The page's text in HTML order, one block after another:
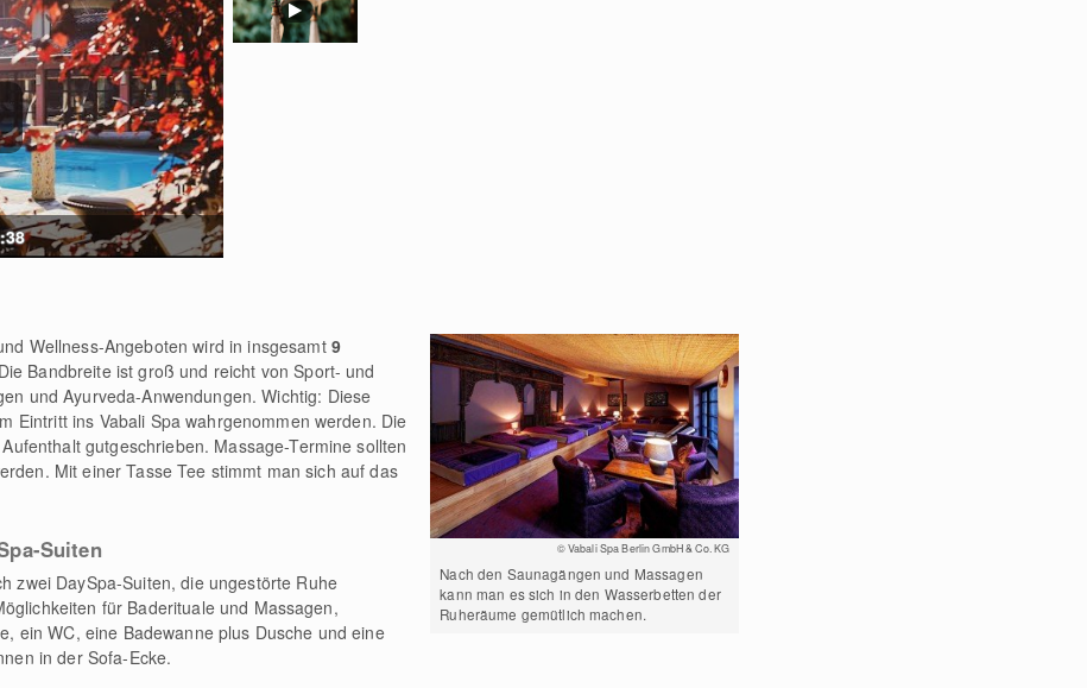
© Vabali Spa Berlin GmbH & Co. KG
Nach den Saunagängen und Massagen
kann man es sich in den Wasserbetten der
Ruheräume gemütlich machen.
Wellness-Angeboten wird in insgesamt 9
Bandbreite ist groß und reicht von Sport- und
und Ayurveda-Anwendungen. Wichtig: Diese
Eintritt ins Vabali Spa wahrgenommen werden. Die
gutgeschrieben. Massage-Termine sollten
Mit einer Tasse Tee stimmt man sich auf das
Suiten
zwei DaySpa-Suiten, die ungestörte Ruhe
für Baderituale und Massagen,
ein WC, eine Badewanne plus Dusche und eine
in der Sofa-Ecke.